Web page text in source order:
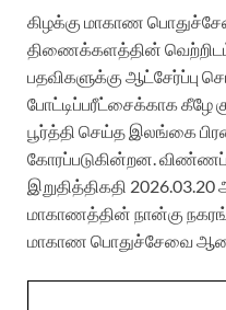
கிழக்கு மாகாண
திணைக்களத்தின் வெற்றிடம்
பதவிகளுக்கு ஆட்சேர்ப்பு
போட்டிப்பரீட்சைக்காக கீழே
பூர்த்தி செய்த இலங்கை
கோரப்படுகின்றன.
இறுதித்திகதி
மாகாணத்தின் நான்கு
மாகாண பொதுச்சேவை